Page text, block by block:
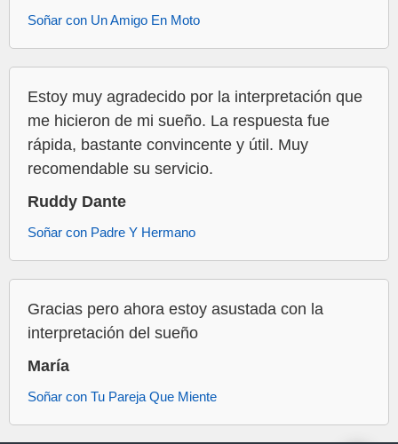
Soñar con Un Amigo En Moto
Estoy muy agradecido por la interpretación que
me hicieron de mi sueño. La respuesta fue
rápida, bastante convincente y útil. Muy
recomendable su servicio.
Ruddy Dante
Soñar con Padre Y Hermano
Gracias pero ahora estoy asustada con la
interpretación del sueño
María
Soñar con Tu Pareja Que Miente